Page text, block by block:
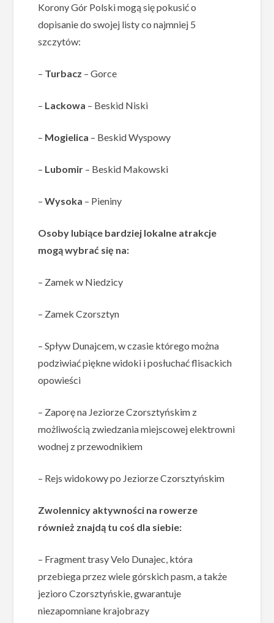
Korony Gór Polski mogą się pokusić o
dopisanie do swojej listy co najmniej 5
szczytów:
– Turbacz – Gorce
– Lackowa – Beskid Niski
– Mogielica – Beskid Wyspowy
– Lubomir – Beskid Makowski
–Wysoka – Pieniny
Osoby lubiące bardziej lokalne atrakcje
mogą wybrać się na:
– Zamek w Niedzicy
– Zamek Czorsztyn
– Spływ Dunajcem, w czasie którego można
podziwiać piękne widoki i posłuchać flisackich
opowieści
– Zaporę na Jeziorze Czorsztyńskim z
możliwością zwiedzania miejscowej elektrowni
wodnej z przewodnikiem
– Rejs widokowy po Jeziorze Czorsztyńskim
Zwolennicy aktywności na rowerze
również znajdą tu coś dla siebie:
– Fragment trasy Velo Dunajec, która
przebiega przez wiele górskich pasm, a także
jezioro Czorsztyńskie, gwarantuje
niezapomniane krajobrazy